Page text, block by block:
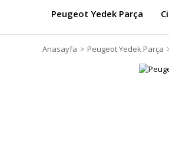
Peugeot Yedek Parça
Anasayfa Peugeot Yedek Parça